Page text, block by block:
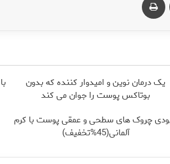
یک درمان نوین و امیدوار کننده که بدون
بوتاکس پوست را جوان می کند
چروک های سطحی و عمقی پوست با کرم
آلمانی(45%تخفیف)